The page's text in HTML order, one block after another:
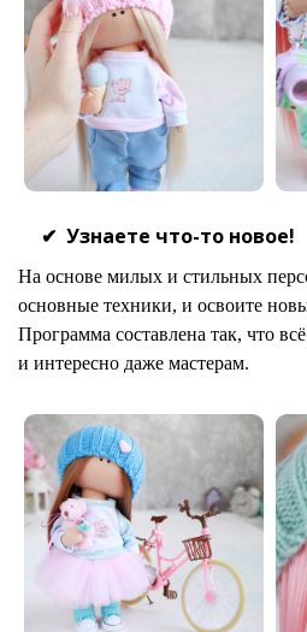
Узнаете что-то новое!
На основе милых и стильных
основные техники, и освоите
Программа составлена так, что
и интересно даже мастерам.